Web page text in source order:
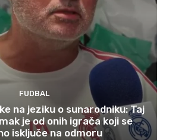
FUDBAL
na jeziku o sunarodniku: Taj
je od onih igrača koji se
isključe na odmoru